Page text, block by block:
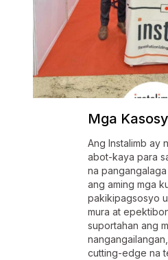
Mga
Ang Instalimb ay
abot-kaya para
na
ang aming mga
pakikipagsosyo
mura at
suportahan ang
cutting-edge na